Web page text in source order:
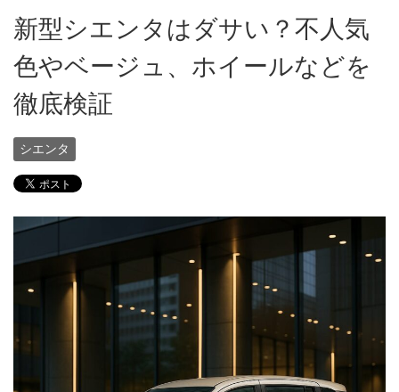
新型シエンタはダサい？不人気
色やベージュ、ホイールなどを
徹底検証
シエンタ